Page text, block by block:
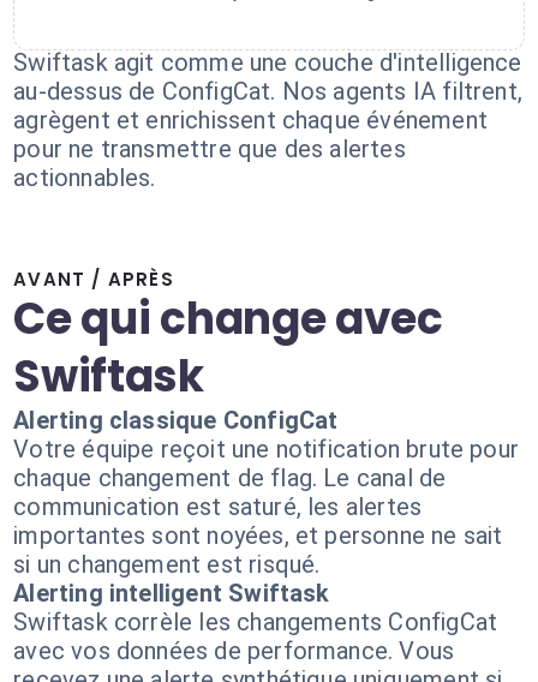
Swiftask agit comme une couche d'intelligence
au-dessus de ConfigCat. Nos agents IA filtrent,
agrègent et enrichissent chaque événement
pour ne transmettre que des alertes
actionnables.
AVANT / APRÈS
Ce qui change avec
Swiftask
Alerting classique ConfigCat
Votre équipe reçoit une notification brute pour
chaque changement de flag. Le canal de
communication est saturé, les alertes
importantes sont noyées, et personne ne sait
si un changement est risqué.
Alerting intelligent Swiftask
Swiftask corrèle les changements ConfigCat
avec vos données de performance. Vous